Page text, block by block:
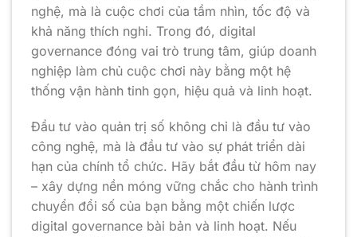
nghệ, mà là cuộc chơi của tầm nhìn, tốc độ và
khả năng thích nghi. Trong đó, digital
governance đóng vai trò trung tâm, giúp doanh
nghiệp làm chủ cuộc chơi này bằng một hệ
thống vận hành tinh gọn, hiệu quả và linh hoạt.
Đầu tư vào quản trị số không chỉ là đầu tư vào
công nghệ, mà là đầu tư vào sự phát triển dài
hạn của chính tổ chức. Hãy bắt đầu từ hôm nay
– xây dựng nền móng vững chắc cho hành trình
chuyển đổi số của bạn bằng một chiến lược
digital governance bài bản và linh hoạt. Nếu